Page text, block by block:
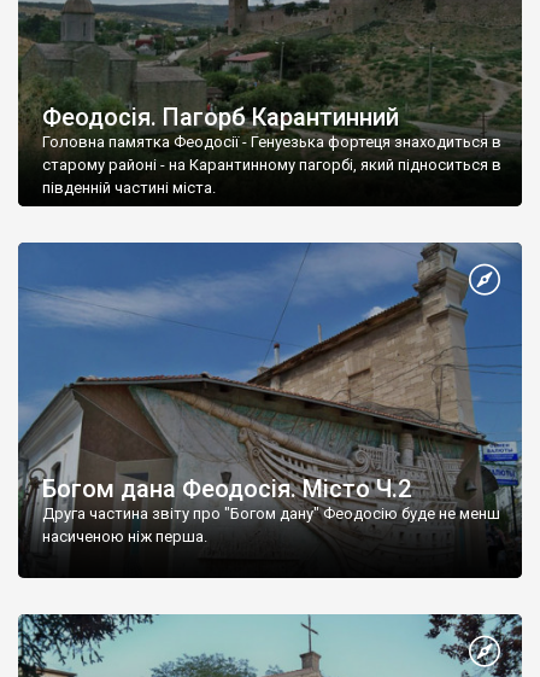
Феодосія. Пагорб Карантинний
Головна памятка Феодосії - Генуезька фортеця знаходиться в
старому районі - на Карантинному пагорбі, який підноситься в
південній частині міста.
Богом дана Феодосія. Місто Ч.2
Друга частина звіту про "Богом дану" Феодосію буде не менш
насиченою ніж перша.